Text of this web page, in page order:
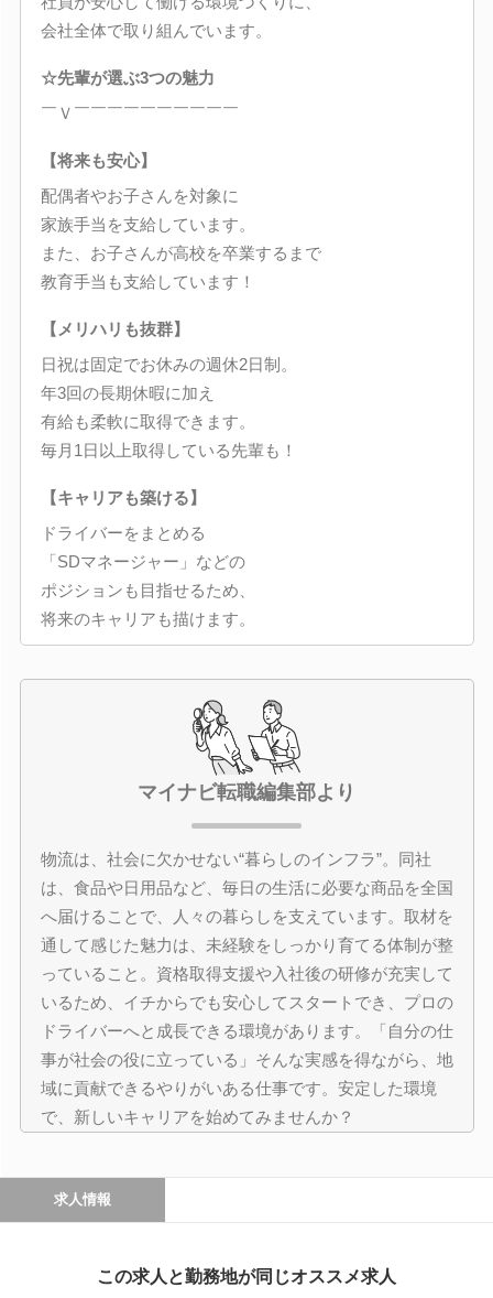
会社全体で取り組んでいます。
☆先輩が選ぶ3つの魅力
￣Ｖ￣￣￣￣￣￣￣￣￣￣
【将来も安心】
配偶者やお子さんを対象に
家族手当を支給しています。
また、お子さんが高校を卒業するまで
教育手当も支給しています！
【メリハリも抜群】
日祝は固定でお休みの週休2日制。
年3回の長期休暇に加え
有給も柔軟に取得できます。
毎月1日以上取得している先輩も！
【キャリアも築ける】
ドライバーをまとめる
「SDマネージャー」などの
ポジションも目指せるため、
将来のキャリアも描けます。
マイナビ転職編集部より
物流は、社会に欠かせない“暮らしのインフラ”。同社
は、食品や日用品など、毎日の生活に必要な商品を全国
へ届けることで、人々の暮らしを支えています。取材を
通して感じた魅力は、未経験をしっかり育てる体制が整
っていること。資格取得支援や入社後の研修が充実して
いるため、イチからでも安心してスタートでき、プロの
ドライバーへと成長できる環境があります。「自分の仕
事が社会の役に立っている」そんな実感を得ながら、地
域に貢献できるやりがいある仕事です。安定した環境
で、新しいキャリアを始めてみませんか？
求人情報
この求人と勤務地が同じオススメ求人